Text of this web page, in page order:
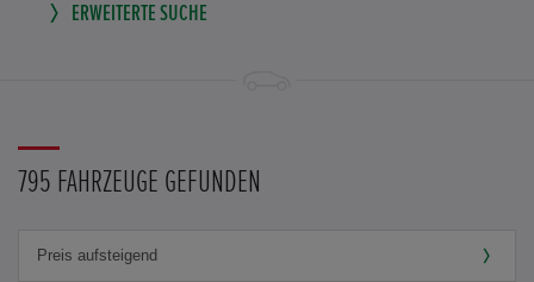
ERWEITERTE SUCHE
795 FAHRZEUGE GEFUNDEN